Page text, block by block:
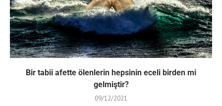
Bir tabii afette ölenlerin hepsinin eceli birden mi
gelmiştir?
09/12/2021